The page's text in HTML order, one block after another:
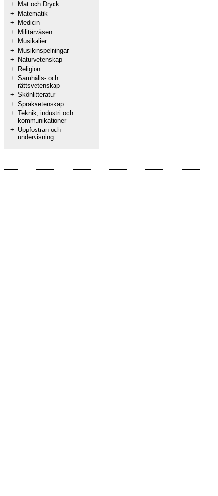
+
Mat och Dryck
+
Matematik
+
Medicin
+
Militärväsen
+
Musikalier
+
Musikinspelningar
+
Naturvetenskap
+
Religion
+ Samhälls- och
rättsvetenskap
+ Skönlitteratur
+ Språkvetenskap
+ Teknik, industri och
kommunikationer
+
Uppfostran och
undervisning